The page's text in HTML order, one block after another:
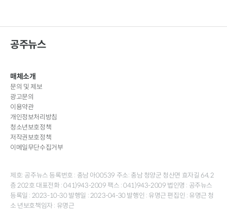
공주뉴스
매체소개
문의 및 제보
광고문의
이용약관
개인정보처리방침
청소년보호정책
저작권보호정책
이메일무단수집거부
제호: 공주뉴스 등록번호 : 충남 아00539 주소: 충남 청양군 청산면 효자길 64, 2
층 202호 대표전화 : 041)943-2009 팩스 : 041)943-2009 법인명 : 공주뉴스
등록일 : 2023-10-30 발행일 : 2023-04-30 발행인 : 유명근 편집인 : 유명근 청
소 년보호책임자 : 유명근